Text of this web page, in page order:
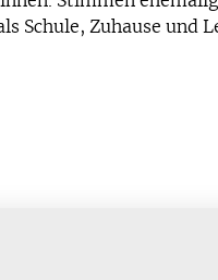
Schule, Zuhause und